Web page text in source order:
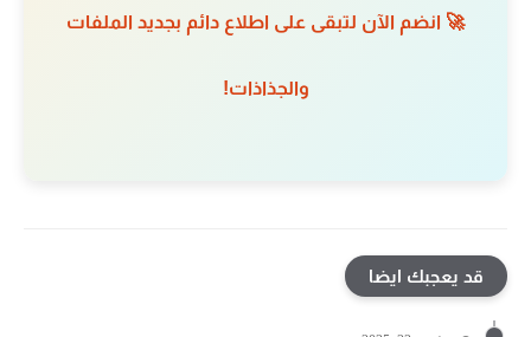
🚀 انضم الآن لتبقى على اطلاع دائم بجديد الملفات
والجذاذات!
قد يعجبك ايضا